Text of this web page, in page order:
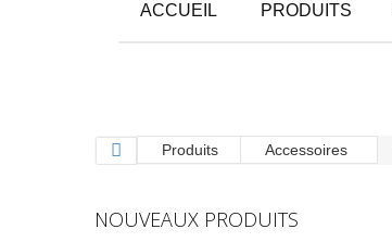
ACCUEIL PRODUITS
Produits Accessoires
NOUVEAUX PRODUITS